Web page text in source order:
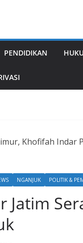
PENDIDIKAN
Khofifah Indar
NGANJUK POLITIK &
Jatim